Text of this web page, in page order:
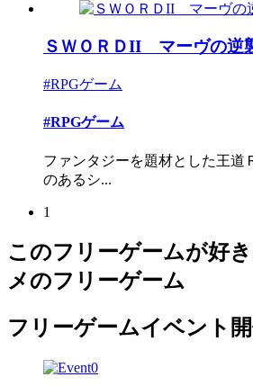
ＳＷＯＲＤII マーヴの逆
#RPGゲーム
#RPGゲーム
ファンタジーを題材とした王道
のあるシ...
1
このフリーゲームが好
メのフリーゲーム
フリーゲームイベント開